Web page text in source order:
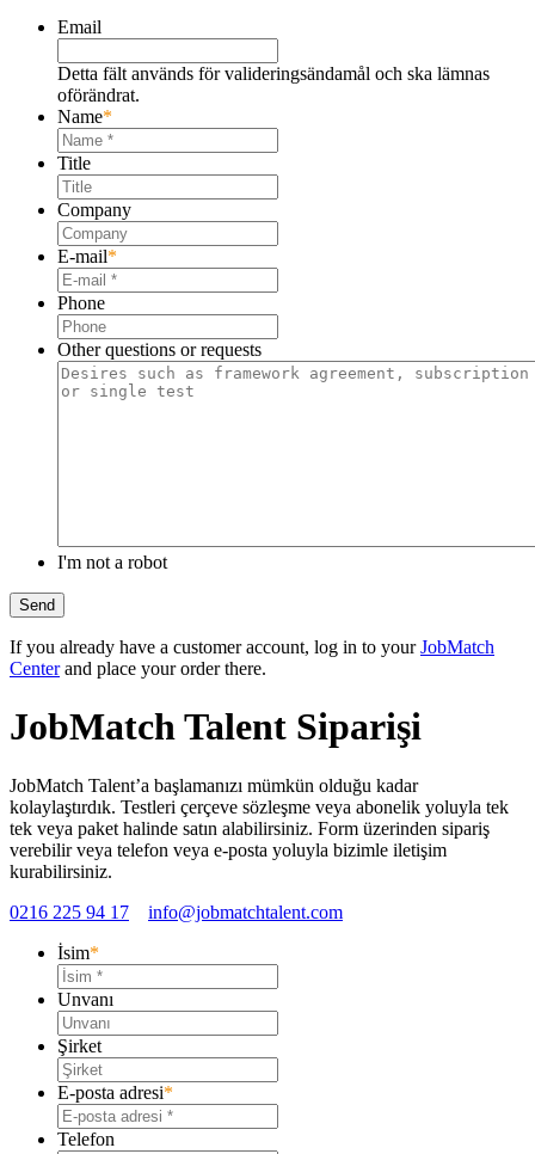
Email
Detta fält används för valideringsändamål och ska lämnas
oförändrat.
Name*
Title
Company
E-mail*
Phone
Other questions or requests
I'm not a robot
Send
If you already have a customer account, log in to yourJobMatch
Centerand place your order there.
JobMatch Talent Siparişi
JobMatch Talent’a başlamanızı mümkün olduğu kadar
kolaylaştırdık. Testleri çerçeve sözleşme veya abonelik yoluyla tek
tek veya paket halinde satın alabilirsiniz. Form üzerinden sipariş
verebilir veya telefon veya e-posta yoluyla bizimle iletişim
kurabilirsiniz.
0216 225 94 17
info@jobmatchtalent.com
İsim*
Unvanı
Şirket
E-posta adresi*
Telefon